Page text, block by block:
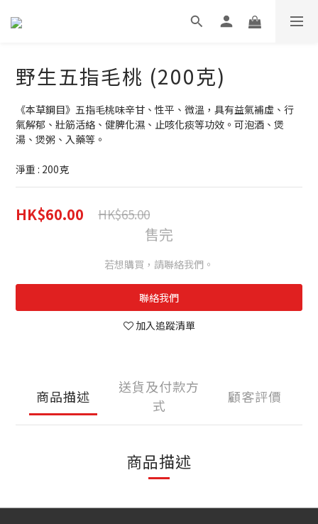
野生五指毛桃 (200克)
《本草鋼目》五指毛桃味辛甘、性平、微溫，具有益氣補虛、行
氣解郁、壯筋活絡、健脾化濕、止咳化痰等功效。可泡酒、煲
湯、煲粥、入藥等。
淨重 : 200克
HK$60.00 HK$65.00
售完
若想購買，請聯絡我們。
聯絡我們
加入追蹤清單
商品描述
送貨及付款方
式
顧客評價
商品描述